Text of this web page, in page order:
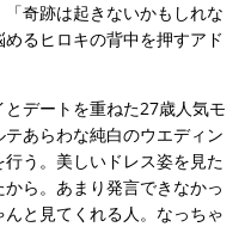
奇跡は起きないかもしれな
るヒロキの背中を押すアド
デートを重ねた27歳人気モ
あらわな純白のウエディン
う。美しいドレス姿を見た
ら。あまり発言できなかっ
と見てくれる人。なっちゃ